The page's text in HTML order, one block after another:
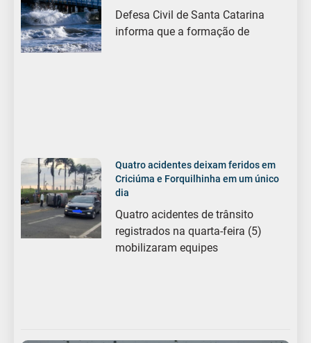
Defesa Civil de Santa Catarina
informa que a formação de
Quatro acidentes deixam feridos em
Criciúma e Forquilhinha em um único
dia
Quatro acidentes de trânsito
registrados na quarta-feira (5)
mobilizaram equipes